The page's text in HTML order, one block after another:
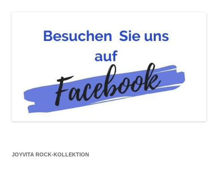
JOYVITA ROCK-KOLLEKTION